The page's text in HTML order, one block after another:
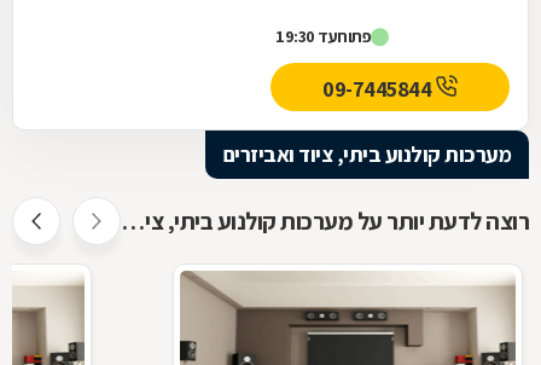
פתוחעד 19:30
09-7445844
מערכות קולנוע ביתי, ציוד ואביזרים
רוצה לדעת יותר על מערכות קולנוע ביתי, ציוד ואביזרים ?